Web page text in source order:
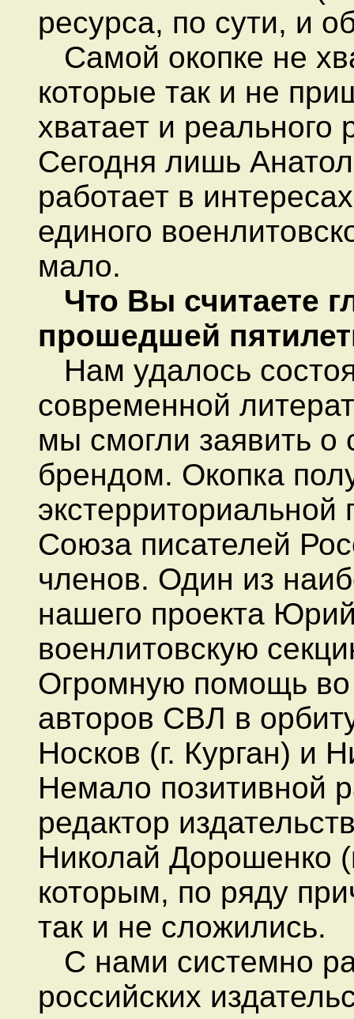
ресурса, по сути, и
Самой окопке не
которые так и не
хватает и реального
Сегодня лишь
работает в
единого
мало.
Что Вы считаете
прошедшей
Нам удалось
современной
мы смогли заявить о
брендом. Окопка
экстерриториальной
Союза писателей
членов. Один из
нашего проекта
военлитовскую
Огромную помощь во
авторов СВЛ в
Носков (г. Курган) и
Немало позитивной
редактор
Николай Дорошенко
которым, по ряду
так и не сложились.
С нами системно
российских